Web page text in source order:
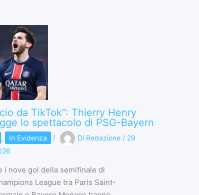
da TikTok”: Thierry Henry
lo spettacolo di PSG-Bayern
, In Evidenza / Di Redazione / 29
i nove gol della semifinale di
League tra Paris Saint-